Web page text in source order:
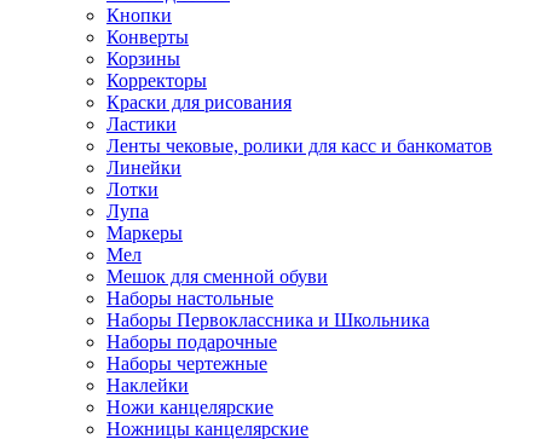
Кнопки
Конверты
Корзины
Корректоры
Краски для рисования
Ластики
Ленты чековые, ролики для касс и банкоматов
Линейки
Лотки
Лупа
Маркеры
Мел
Мешок для сменной обуви
Наборы настольные
Наборы Первоклассника и Школьника
Наборы подарочные
Наборы чертежные
Наклейки
Ножи канцелярские
Ножницы канцелярские